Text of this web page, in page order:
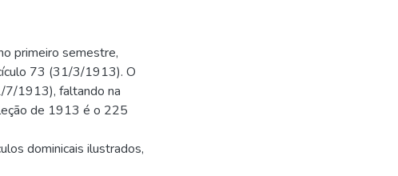
primeiro semestre,
73 (31/3/1913). O
7/1913), faltando na
de 1913 é o 225
dominicais ilustrados,